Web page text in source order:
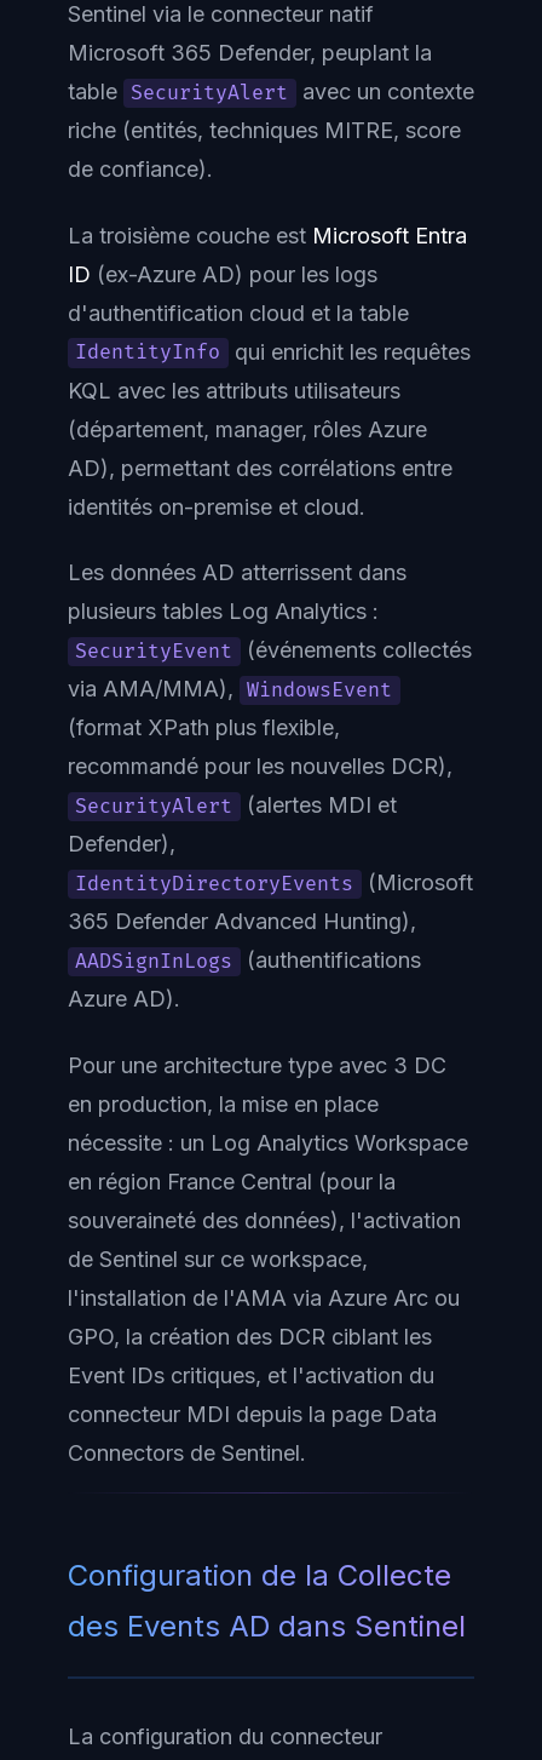
Sentinel via le connecteur natif
Microsoft 365 Defender, peuplant la
table SecurityAlert
avec un contexte
riche (entités, techniques MITRE, score
de confiance).
La troisième couche est Microsoft Entra
ID (ex-Azure AD) pour les logs
d'authentification cloud et la table
IdentityInfo
qui enrichit les requêtes
KQL avec les attributs utilisateurs
(département, manager, rôles Azure
AD), permettant des corrélations entre
identités on-premise et cloud.
Les données AD atterrissent dans
plusieurs tables Log Analytics :
SecurityEvent
(événements collectés
via AMA/MMA),
WindowsEvent
(format XPath plus flexible,
recommandé pour les nouvelles DCR),
SecurityAlert
(alertes MDI et
Defender),
IdentityDirectoryEvents
(Microsoft
365 Defender Advanced Hunting),
AADSignInLogs
(authentifications
Azure AD).
Pour une architecture type avec 3 DC
en production, la mise en place
nécessite : un Log Analytics Workspace
en région France Central (pour la
souveraineté des données), l'activation
de Sentinel sur ce workspace,
l'installation de l'AMA via Azure Arc ou
GPO, la création des DCR ciblant les
Event IDs critiques, et l'activation du
connecteur MDI depuis la page Data
Connectors de Sentinel.
Configuration de la Collecte
des Events AD dans Sentinel
La configuration du connecteur